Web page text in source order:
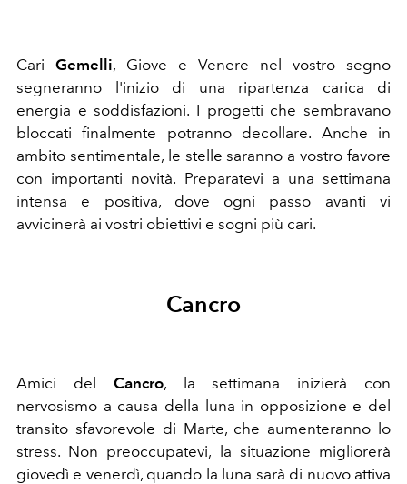
Cari Gemelli, Giove e Venere nel vostro segno
segneranno l'inizio di una ripartenza carica di
energia e soddisfazioni. I progetti che sembravano
bloccati finalmente potranno decollare. Anche in
ambito sentimentale, le stelle saranno a vostro favore
con importanti novità. Preparatevi a una settimana
intensa e positiva, dove ogni passo avanti vi
avvicinerà ai vostri obiettivi e sogni più cari.
Cancro
Amici del Cancro, la settimana inizierà con
nervosismo a causa della luna in opposizione e del
transito sfavorevole di Marte, che aumenteranno lo
stress. Non preoccupatevi, la situazione migliorerà
giovedì e venerdì, quando la luna sarà di nuovo attiva